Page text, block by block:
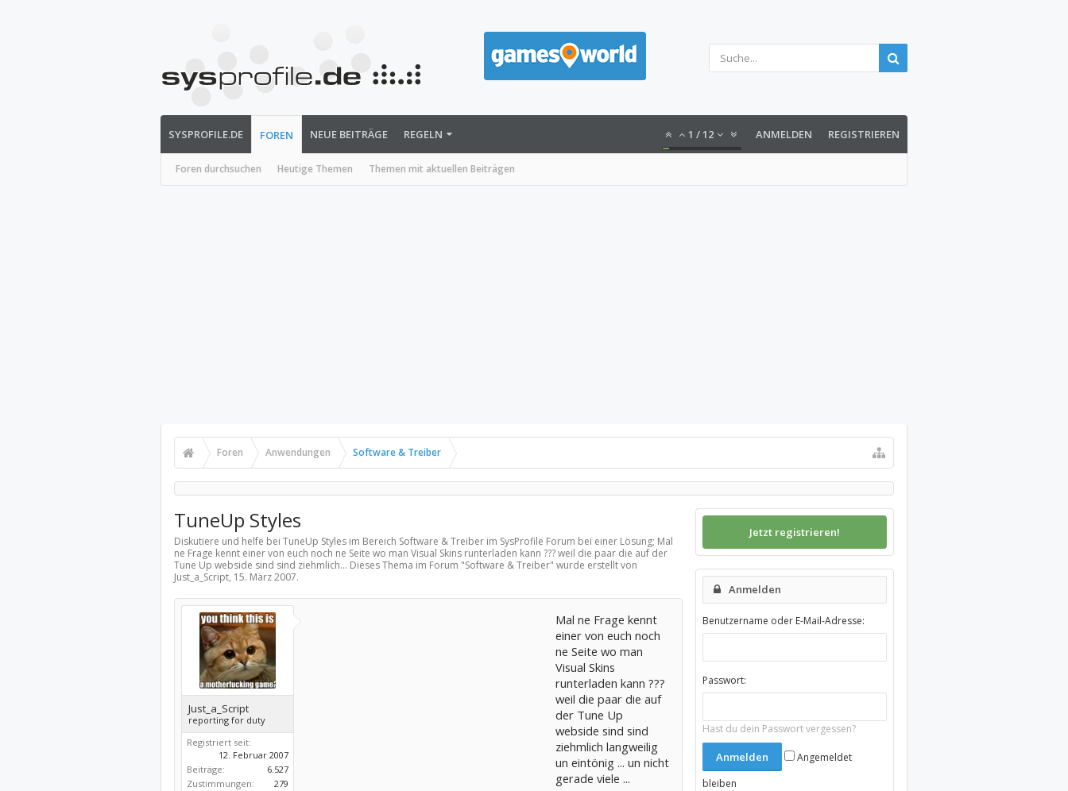
SYSPROFILE.DE FOREN
Foren durchsuchen Heutige Themen Themen mit aktuellen Beiträgen
NEUE BEITRÄGE REGELN 1 /12 ANMELDEN REGISTRIEREN
Foren Anwendungen Software & Treiber
TuneUp Styles
Diskutiere und helfe bei TuneUp Styles im Bereich Software & Treiberim SysProfile Forum bei einer Lösung; Mal
ne Frage kennt einer von euch noch ne Seite wo man Visual Skins runterladen kann ??? weil die paar die auf der
Tune Up webside sind sind ziehmlich... Dieses Thema im Forum "Software & Treiber" wurde erstellt von
Just_a_Script, 15. März 2007.
Just_a_Script
reporting for duty
Registriert seit:
12. Februar 2007
Beiträge:
6.527
Zustimmungen:
279
Mal ne Frage kennt
einer von euch noch
ne Seite wo man
Visual Skins
runterladen kann ???
weil die paar die auf
der Tune Up
webside sind sind
ziehmlich langweilig
un eintönig ... un nicht
gerade viele ...
Jetzt registrieren!
Anmelden
Benutzername oder E-Mail-Adresse:
Passwort:
Hast du dein Passwort vergessen?
Angemeldet
bleiben